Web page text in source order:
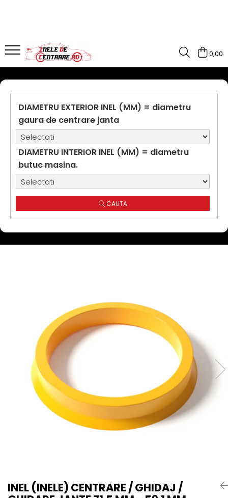
0,00
DIAMETRU EXTERIOR INEL (MM) = diametru
gaura de centrare janta
DIAMETRU INTERIOR INEL (MM) = diametru
butuc masina.
CAUTA
INEL (INELE) CENTRARE / GHIDAJ /